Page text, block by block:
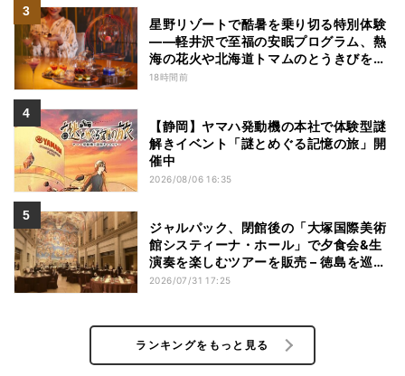
星野リゾートで酷暑を乗り切る特別体験
——軽井沢で至福の安眠プログラム、熱
海の花火や北海道トマムのとうきびを主
役にしたアフタヌーンティー
18時間前
【静岡】ヤマハ発動機の本社で体験型謎
解きイベント「謎とめぐる記憶の旅」開
催中
2026/08/06 16:35
ジャルパック、閉館後の「大塚国際美術
館システィーナ・ホール」で夕食会&生
演奏を楽しむツアーを販売 – 徳島を巡る
5つのコース
2026/07/31 17:25
ランキングをもっと見る